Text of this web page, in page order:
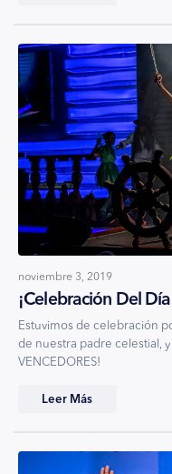
noviembre 3, 2019
¡Celebración Del
Estuvimos de celebración
de nuestra padre celestial, y
VENCEDORES!
Leer Más